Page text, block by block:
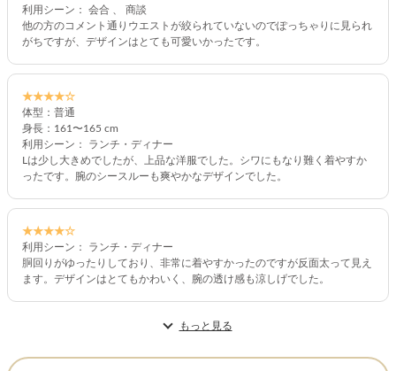
利用シーン： 会合 、 商談
他の方のコメント通りウエストが絞られていないのでぽっちゃりに見られ
がちですが、デザインはとても可愛いかったです。
★★★★☆
体型：普通
身長：161〜165 cm
利用シーン： ランチ・ディナー
Lは少し大きめでしたが、上品な洋服でした。シワにもなり難く着やすか
ったです。腕のシースルーも爽やかなデザインでした。
★★★★☆
利用シーン： ランチ・ディナー
胴回りがゆったりしており、非常に着やすかったのですが反面太って見え
ます。デザインはとてもかわいく、腕の透け感も涼しげでした。
もっと見る